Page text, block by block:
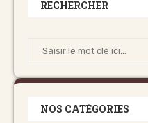
RECHERCHER
NOS CATÉGORIES